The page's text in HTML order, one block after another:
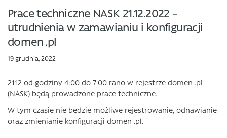
Prace techniczne NASK 21.12.2022 –
utrudnienia w zamawianiu i konfiguracji
domen .pl
19 grudnia, 2022
21.12 od godziny 4:00 do 7:00 rano w rejestrze domen .pl
(NASK) będą prowadzone prace techniczne.
W tym czasie nie będzie możliwe rejestrowanie, odnawianie
oraz zmienianie konfiguracji domen .pl.